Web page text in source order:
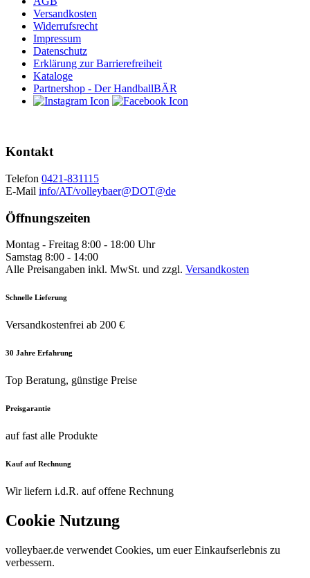
Versandkosten
Widerrufsrecht
Impressum
Datenschutz
Erklärung zur Barrierefreiheit
Kataloge
Partnershop - Der HandballBÄR
Kontakt
Telefon 0421-831115
E-Mail info/AT/volleybaer@DOT@de
Öffnungszeiten
Montag - Freitag 8:00 - 18:00 Uhr
Samstag 8:00 - 14:00
Alle Preisangaben inkl. MwSt. und zzgl. Versandkosten
Schnelle Lieferung
Versandkostenfrei ab 200 €
30 Jahre Erfahrung
Top Beratung, günstige Preise
Preisgarantie
auf fast alle Produkte
Kauf auf Rechnung
Wir liefern i.d.R. auf offene Rechnung
Cookie Nutzung
volleybaer.de verwendet Cookies, um euer Einkaufserlebnis zu
verbessern.